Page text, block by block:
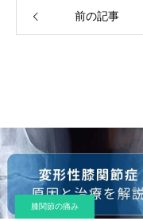
前の記事
膝関節の痛み